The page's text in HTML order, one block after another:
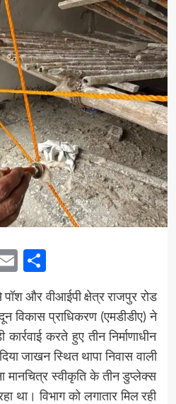
EmailShare
और वीआईपी क्षेत्र राजपुर रोड
विकास प्राधिकरण (एमडीडीए) ने
करते हुए तीन निर्माणाधीन
जाखन स्थित थापा निवास वाली
मानचित्र स्वीकृति के तीन डुप्लेक्स
था। विभाग को लगातार मिल रही